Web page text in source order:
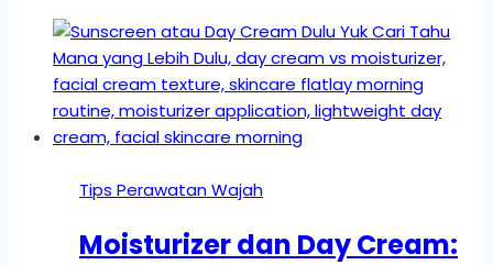
Tips Perawatan Wajah
Moisturizer dan Day Cream: